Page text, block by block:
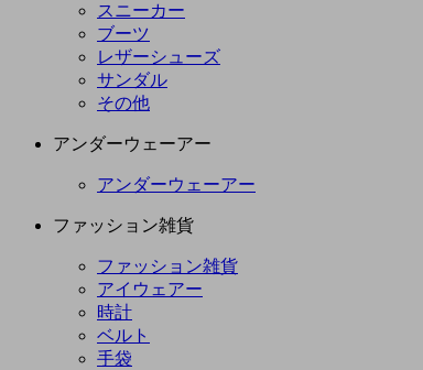
スニーカー
ブーツ
レザーシューズ
サンダル
その他
アンダーウェーアー
アンダーウェーアー
ファッション雑貨
ファッション雑貨
アイウェアー
時計
ベルト
手袋